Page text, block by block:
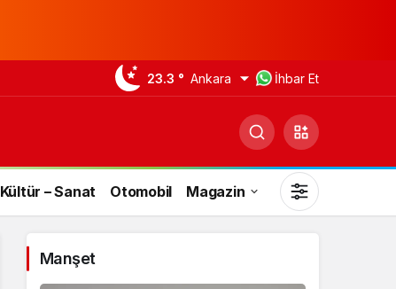
23.3 ° Ankara İhbar Et
Kültür – Sanat Otomobil Magazin
Manşet